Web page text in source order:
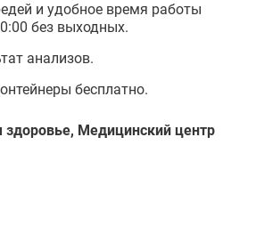
и удобное время работы
без выходных.
анализов.
бесплатно.
Медицинский центр